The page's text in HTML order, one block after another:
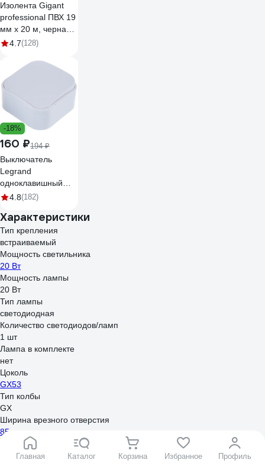
Главная Каталог Корзина Избранное Профиль
Изолента Gigant
professional ПВХ 19
мм х 20 м, черная
GT-0-3
4.7(128)
-18%
160 ₽194 ₽
Выключатель
Legrand
одноклавишный
Legrand Quteo IP20
зажимы накладной
монтаж белый
782200
4.8(182)
Характеристики
Тип крепления
встраиваемый
Мощность светильника
20 Вт
Мощность лампы
20 Вт
Тип лампы
светодиодная
Количество светодиодов/ламп
1 шт
Лампа в комплекте
нет
Цоколь
GX53
Тип колбы
GX
Ширина врезного отверстия
85 мм
Диаметр светильника
101 мм